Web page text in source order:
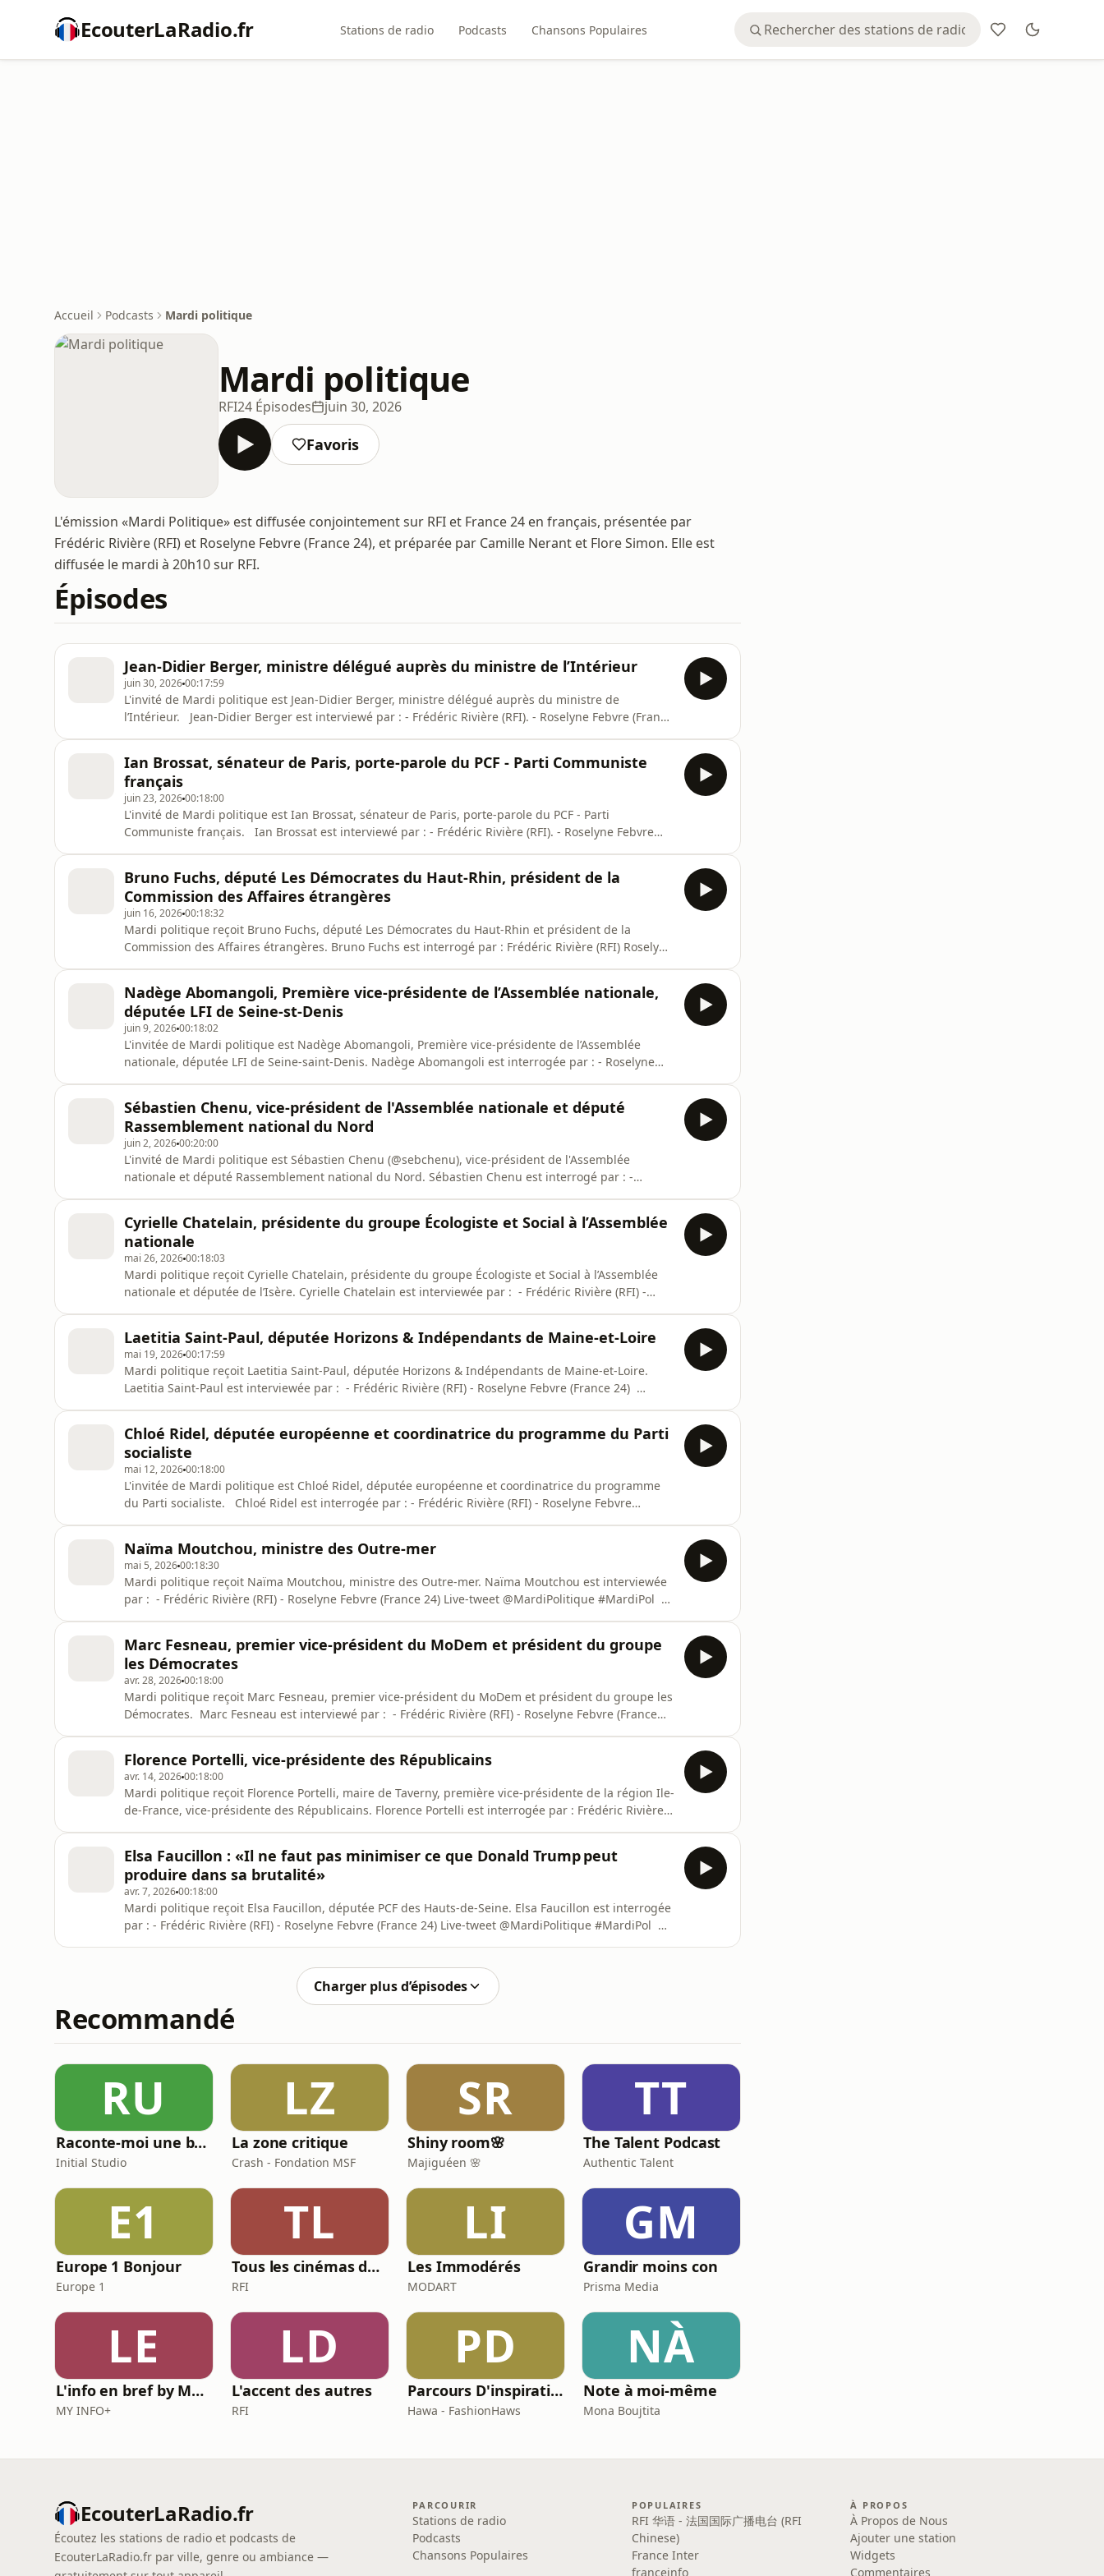
EcouterLaRadio.fr Stations de radio Podcasts Chansons Populaires
Accueil Podcasts Mardi politique
Mardi politique
RFI24 Épisodes juin 30, 2026
Favoris
L'émission «Mardi Politique» est diffusée conjointement sur RFI et France 24 en français, présentée par
Frédéric Rivière (RFI) et Roselyne Febvre (France 24), et préparée par Camille Nerant et Flore Simon. Elle est
diffusée le mardi à 20h10 sur RFI.
Épisodes
Jean-Didier Berger, ministre délégué auprès du ministre de l’Intérieur
juin 30, 202600:17:59
L'invité de Mardi politique est Jean-Didier Berger, ministre délégué auprès du ministre de
l’Intérieur. Jean-Didier Berger est interviewé par : - Frédéric Rivière (RFI). - Roselyne Febvre (France
Ian Brossat, sénateur de Paris, porte-parole du PCF - Parti Communiste
français
juin 23, 202600:18:00
L'invité de Mardi politique est Ian Brossat, sénateur de Paris, porte-parole du PCF - Parti
Communiste français. Ian Brossat est interviewé par : - Frédéric Rivière (RFI). - Roselyne Febvre
Bruno Fuchs, député Les Démocrates du Haut-Rhin, président de la
Commission des Affaires étrangères
juin 16, 202600:18:32
Mardi politique reçoit Bruno Fuchs, député Les Démocrates du Haut-Rhin et président de la
Commission des Affaires étrangères. Bruno Fuchs est interrogé par : Frédéric Rivière (RFI) Roselyne
Nadège Abomangoli, Première vice-présidente de l’Assemblée nationale,
députée LFI de Seine-st-Denis
juin 9, 202600:18:02
L'invitée de Mardi politique est Nadège Abomangoli, Première vice-présidente de l’Assemblée
nationale, députée LFI de Seine-saint-Denis. Nadège Abomangoli est interrogée par : - Roselyne
Sébastien Chenu, vice-président de l'Assemblée nationale et député
Rassemblement national du Nord
juin 2, 202600:20:00
L'invité de Mardi politique est Sébastien Chenu (@sebchenu), vice-président de l'Assemblée
nationale et député Rassemblement national du Nord. Sébastien Chenu est interrogé par : -
Diffusions : - 18h10-18h30 sur France 24 - 21h10-21h30 sur RFI.
Cyrielle Chatelain, présidente du groupe Écologiste et Social à l’Assemblée
nationale
mai 26, 202600:18:03
Mardi politique reçoit Cyrielle Chatelain, présidente du groupe Écologiste et Social à l’Assemblée
nationale et députée de l’Isère. Cyrielle Chatelain est interviewée par : - Frédéric Rivière (RFI) -
Laetitia Saint-Paul, députée Horizons & Indépendants de Maine-et-Loire
mai 19, 202600:17:59
Mardi politique reçoit Laetitia Saint-Paul, députée Horizons & Indépendants de Maine-et-Loire.
Laetitia Saint-Paul est interviewée par : - Frédéric Rivière (RFI) - Roselyne Febvre (France 24)
Chloé Ridel, députée européenne et coordinatrice du programme du Parti
socialiste
mai 12, 202600:18:00
L'invitée de Mardi politique est Chloé Ridel, députée européenne et coordinatrice du programme
du Parti socialiste. Chloé Ridel est interrogée par : - Frédéric Rivière (RFI) - Roselyne Febvre
Naïma Moutchou, ministre des Outre-mer
mai 5, 202600:18:30
Mardi politique reçoit Naïma Moutchou, ministre des Outre-mer. Naïma Moutchou est interviewée
par : - Frédéric Rivière (RFI) - Roselyne Febvre (France 24) Live-tweet @MardiPolitique #MardiPol
Marc Fesneau, premier vice-président du MoDem et président du groupe
les Démocrates
avr. 28, 202600:18:00
Mardi politique reçoit Marc Fesneau, premier vice-président du MoDem et président du groupe les
Démocrates. Marc Fesneau est interviewé par : - Frédéric Rivière (RFI) - Roselyne Febvre (France
Florence Portelli, vice-présidente des Républicains
avr. 14, 202600:18:00
Mardi politique reçoit Florence Portelli, maire de Taverny, première vice-présidente de la région Ile-
de-France, vice-présidente des Républicains. Florence Portelli est interrogée par : Frédéric Rivière
Elsa Faucillon : «Il ne faut pas minimiser ce que Donald Trump peut
produire dans sa brutalité»
avr. 7, 202600:18:00
Mardi politique reçoit Elsa Faucillon, députée PCF des Hauts-de-Seine. Elsa Faucillon est interrogée
par : - Frédéric Rivière (RFI) - Roselyne Febvre (France 24) Live-tweet @MardiPolitique #MardiPol
Charger plus d’épisodes
Recommandé
RU
Raconte-moi une bêtise
Initial Studio
LZ
La zone critique
Crash - Fondation MSF
SR
Shiny room🌸
Majiguéen 🌸
TT
The Talent Podcast
Authentic Talent
E1
Europe 1 Bonjour
Europe 1
TL
Tous les cinémas du monde
RFI
LI
Les Immodérés
MODART
GM
Grandir moins con
Prisma Media
LE
L'info en bref by MY INFO+
MY INFO+
LD
L'accent des autres
RFI
PD
Parcours D'inspirations
Hawa - FashionHaws
NÀ
Note à moi-même
Mona Boujtita
EcouterLaRadio.fr
Écoutez les stations de radio et podcasts de
EcouterLaRadio.fr par ville, genre ou ambiance —
PARCOURIR
Stations de radio
Podcasts
Chansons Populaires
POPULAIRES
RFI 华语 - 法国国际广播电台 (RFI
Chinese)
France Inter
franceinfo
À PROPOS
À Propos de Nous
Ajouter une station
Widgets
Commentaires